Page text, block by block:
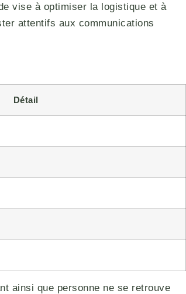
vise à optimiser la logistique et à
attentifs aux communications
Détail
ainsi que personne ne se retrouve